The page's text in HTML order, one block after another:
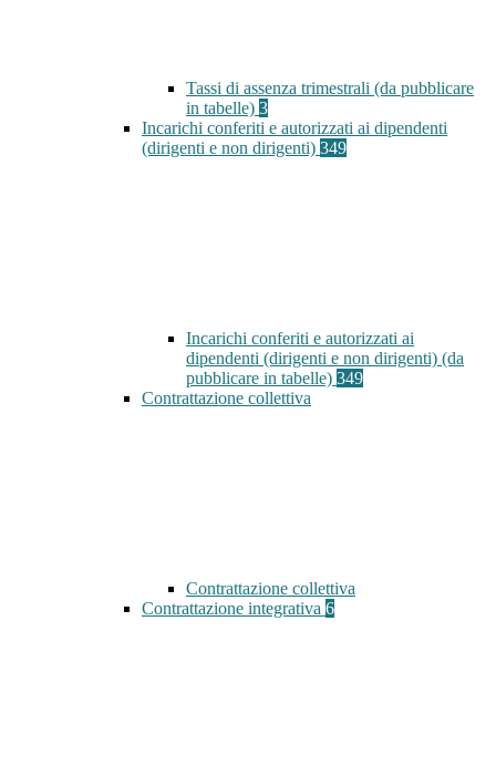
Tassi di assenza trimestrali (da pubblicare
in tabelle) 3
Incarichi conferiti e autorizzati ai dipendenti
(dirigenti e non dirigenti) 349
Incarichi conferiti e autorizzati ai
dipendenti (dirigenti e non dirigenti) (da
pubblicare in tabelle) 349
Contrattazione collettiva
Contrattazione collettiva
Contrattazione integrativa 6